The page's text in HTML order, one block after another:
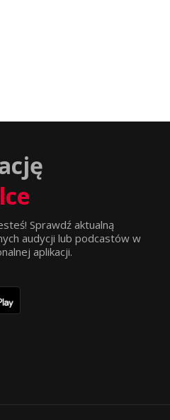
Sprawdź aktualną
audycji lub podcastów w
aplikacji.